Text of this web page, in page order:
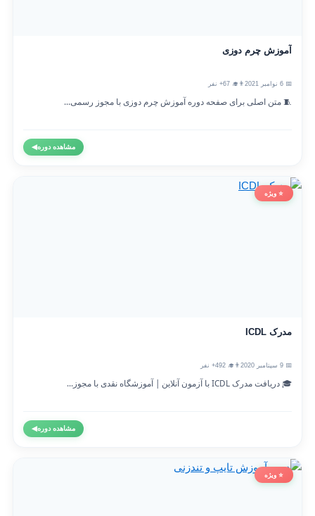
آموزش چرم دوزی
👨‍🎓 67+ نفر
🧵 متن اصلی برای صفحه دوره آموزش چرم دوزی با مجوز رسمی...
مشاهده دوره◀
⭐ ویژه
مدرک ICDL
👨‍🎓 492+ نفر
🎓 دریافت مدرک ICDL با آزمون آنلاین | آموزشگاه نقدی با مجوز...
مشاهده دوره◀
⭐ ویژه